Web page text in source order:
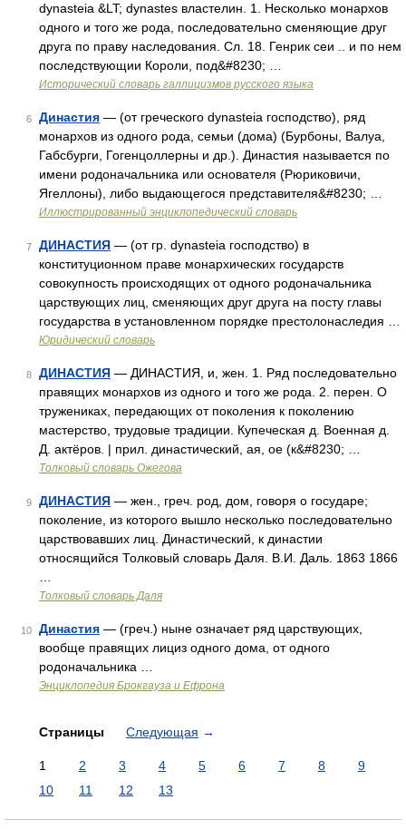
dynasteia &LT; dynastes властелин. 1. Несколько монархов
одного и того же рода, последовательно сменяющие друг
друга по праву наследования. Сл. 18. Генрик сеи .. и по нем
последствующии Короли, под&#8230; …
Исторический словарь галлицизмов русского языка
6 Династия — (от греческого dynasteia господство), ряд
монархов из одного рода, семьи (дома) (Бурбоны, Валуа,
Габсбурги, Гогенцоллерны и др.). Династия называется по
имени родоначальника или основателя (Рюриковичи,
Ягеллоны), либо выдающегося представителя&#8230; …
Иллюстрированный энциклопедический словарь
7 ДИНАСТИЯ — (от гр. dynasteia господство) в
конституционном праве монархических государств
совокупность происходящих от одного родоначальника
царствующих лиц, сменяющих друг друга на посту главы
государства в установленном порядке престолонаследия …
Юридический словарь
8 ДИНАСТИЯ — ДИНАСТИЯ, и, жен. 1. Ряд последовательно
правящих монархов из одного и того же рода. 2. перен. О
тружениках, передающих от поколения к поколению
мастерство, трудовые традиции. Купеческая д. Военная д.
Д. актёров. | прил. династический, ая, ое (к&#8230; …
Толковый словарь Ожегова
9 ДИНАСТИЯ — жен., греч. род, дом, говоря о государе;
поколение, из которого вышло несколько последовательно
царствовавших лиц. Династический, к династии
относящийся Толковый словарь Даля. В.И. Даль. 1863 1866
Толковый словарь Даля
10 Династия — (греч.) ныне означает ряд царствующих,
вообще правящих лициз одного дома, от одного
родоначальника …
Энциклопедия Брокгауза и Ефрона
Страницы Следующая →
1 2 3 4 5 6 7 8
9
10
11 12 13